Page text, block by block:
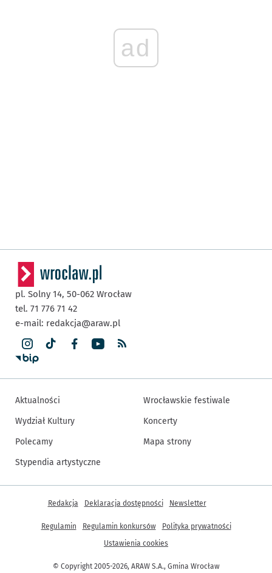
ad
pl. Solny 14, 50-062 Wrocław
tel. 71 776 71 42
e-mail: redakcja@araw.pl
Aktualności
Wydział Kultury
Polecamy
Stypendia artystyczne
Wrocławskie festiwale
Koncerty
Mapa strony
© Copyright 2005-2026, ARAW S.A., Gmina Wrocław
Inne informacje
Redakcja Deklaracja dostępności Newsletter
Regulamin Regulamin konkursów
Polityka prywatności
Ustawienia cookies